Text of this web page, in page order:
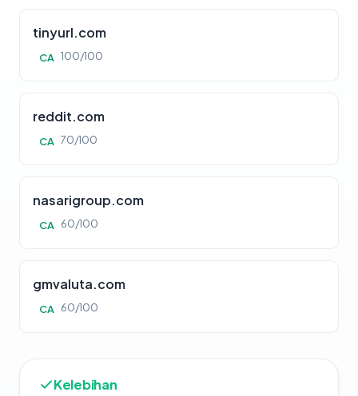
tinyurl.com
CA 100/100
reddit.com
CA 70/100
nasarigroup.com
CA 60/100
gmvaluta.com
CA 60/100
Kelebihan